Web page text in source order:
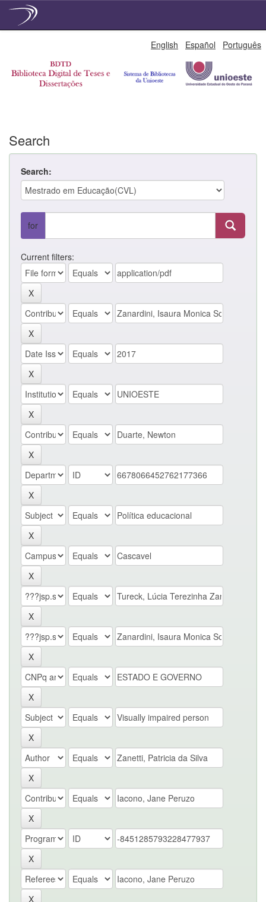
English Español Português
Search
Search:
for
Current filters: